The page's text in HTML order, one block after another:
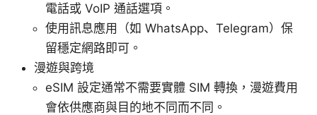
電話或 VoIP 通話選項。
使用訊息應用（如 WhatsApp、Telegram）保
留穩定網路即可。
漫遊與跨境
eSIM 設定通常不需要實體 SIM 轉換，漫遊費用
會依供應商與目的地不同而不同。